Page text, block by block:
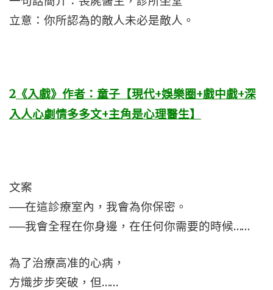
立意：你所認為的敵人未必是敵人。
2 《入戲》作者：童子【現代+娛樂圈+戲中戲+深
入人心劇情多多文+主角是心理醫生】
文案
──在這診療室內，我會為你保密。
──我會全程在你身邊，在任何你需要的時候……
為了治療高准的心病，
方熾步步突破，但……